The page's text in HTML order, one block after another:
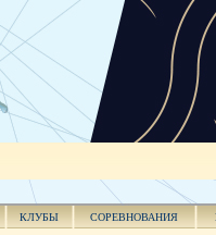
КЛУБЫ СОРЕВНОВАНИЯ